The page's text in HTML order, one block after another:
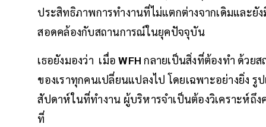
ประสิทธิภาพการทำงานที่ไม่แตกต่างจากเดิมและ
สอดคล้องกับสถานการณ์ในยุคปัจจุบัน
เธอยังมองว่า เมื่อWFH กลายเป็นสิ่งที่ต้องทำ ด้วย
ของเราทุกคนเปลี่ยนแปลงไป โดยเฉพาะอย่างยิ่ง
สัปดาห์ในที่ทำงาน ผู้บริหารจำเป็นต้องวิเคราะห์ถึ
ที่